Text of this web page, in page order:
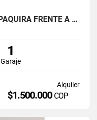
APARTAMENTO EN VENTA ZIPAQUIRÁ FRENTE A LA UNIMINUTO
1
Garaje
Alquiler
$1.500.000 COP